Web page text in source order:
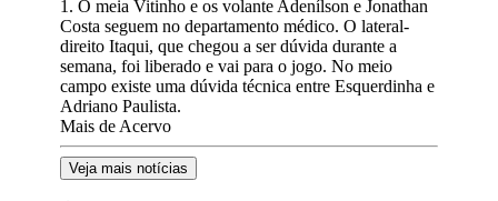
1. O meia Vitinho e os volante Adenílson e Jonathan
Costa seguem no departamento médico. O lateral-
direito Itaqui, que chegou a ser dúvida durante a
semana, foi liberado e vai para o jogo. No meio
campo existe uma dúvida técnica entre Esquerdinha e
Adriano Paulista.
Mais de Acervo
Veja mais notícias